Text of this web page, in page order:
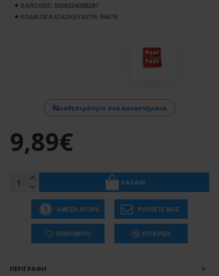
BARCODE: 8008324088287
ΚΩΔΙΚΌΣ ΚΑΤΑΣΚΕΥΑΣΤΉ: 84678
Διαθεσιμότητα στα καταστήματα
9,89€
ΚΑΛΆΘΙ
ΆΜΕΣΗ ΑΓΟΡΆ ΡΩΤΉΣΤΕ ΜΑΣ
ΕΠΙΘΥΜΗΤΌ ΣΎΓΚΡΙΣΗ
ΠΕΡΙΓΡΑΦΉ